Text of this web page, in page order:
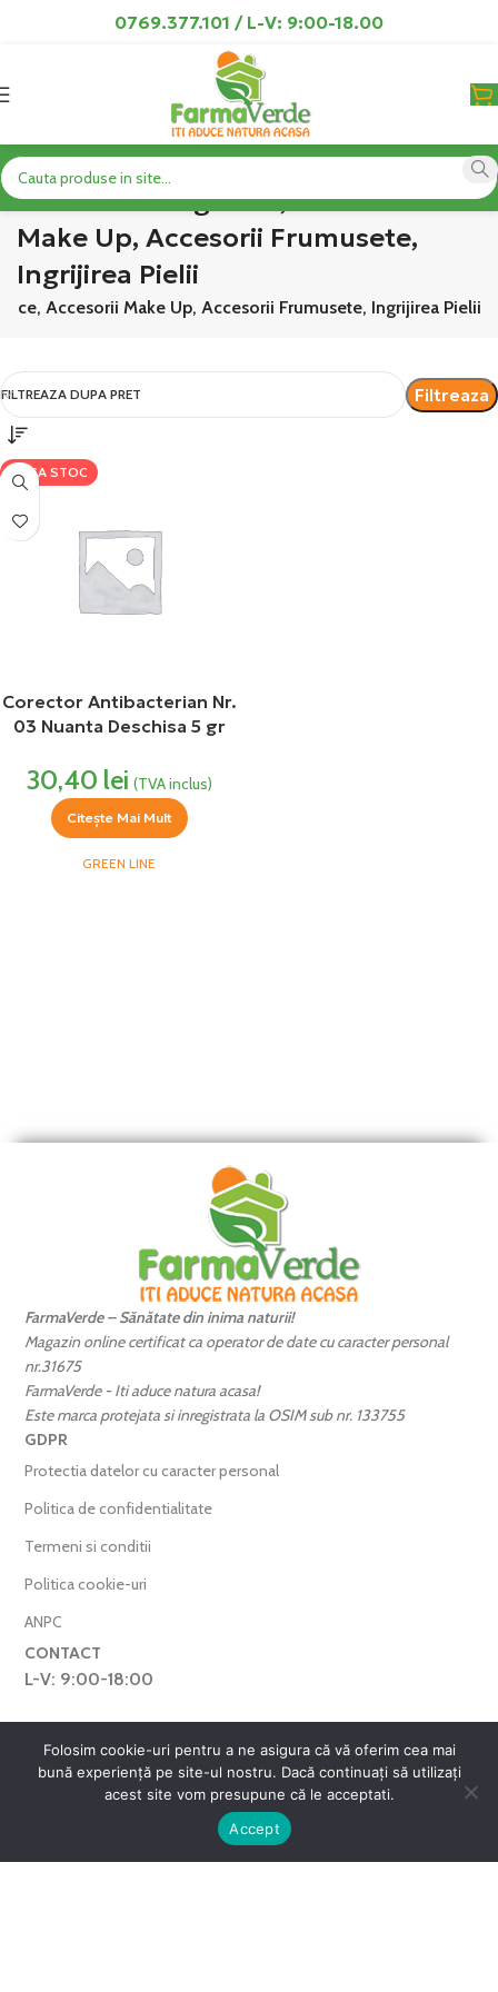
0769.377.101 / L-V: 9:00-18.00
Cosmetice Organice, Accesorii
Make Up, Accesorii Frumusete,
Ingrijirea Pielii
Accesorii Make Up, Accesorii Frumusete, Ingrijirea Pielii
FILTREAZA DUPA PRET Filtreaza
LIPSA STOC
Corector Antibacterian Nr.
03 Nuanta Deschisa 5 gr
30,40 lei (TVA inclus)
Citește Mai Mult
GREEN LINE
FarmaVerde – Sănătate din inima naturii!
Magazin online certificat ca operator de date cu caracter personal
nr.31675
FarmaVerde - Iti aduce natura acasa!
Este marca protejata si inregistrata la OSIM sub nr. 133755
GDPR
Protectia datelor cu caracter personal
Politica de confidentialitate
Termeni si conditii
Politica cookie-uri
ANPC
CONTACT
L-V: 9:00-18:00
0769.377.101
farmaverdero@yahoo.com
WhatsApp
Folosim cookie-uri pentru a ne asigura că vă oferim cea mai
bună experiență pe site-ul nostru. Dacă continuați să utilizați
acest site vom presupune că le acceptati.
Accept